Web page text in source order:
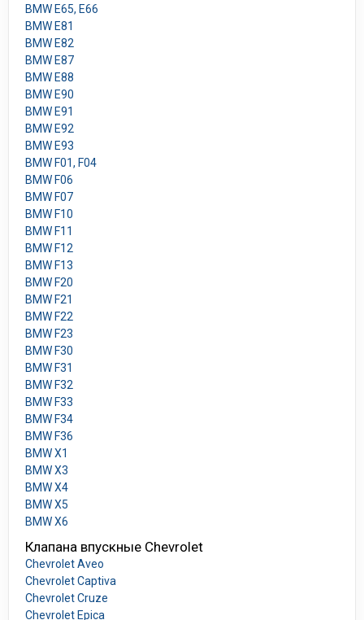
BMW E65, E66
BMW E81
BMW E82
BMW E87
BMW E88
BMW E90
BMW E91
BMW E92
BMW E93
BMW F01, F04
BMW F06
BMW F07
BMW F10
BMW F11
BMW F12
BMW F13
BMW F20
BMW F21
BMW F22
BMW F23
BMW F30
BMW F31
BMW F32
BMW F33
BMW F34
BMW F36
BMW X1
BMW X3
BMW X4
BMW X5
BMW X6
Клапана впускные Chevrolet
Chevrolet Aveo
Chevrolet Captiva
Chevrolet Cruze
Chevrolet Epica